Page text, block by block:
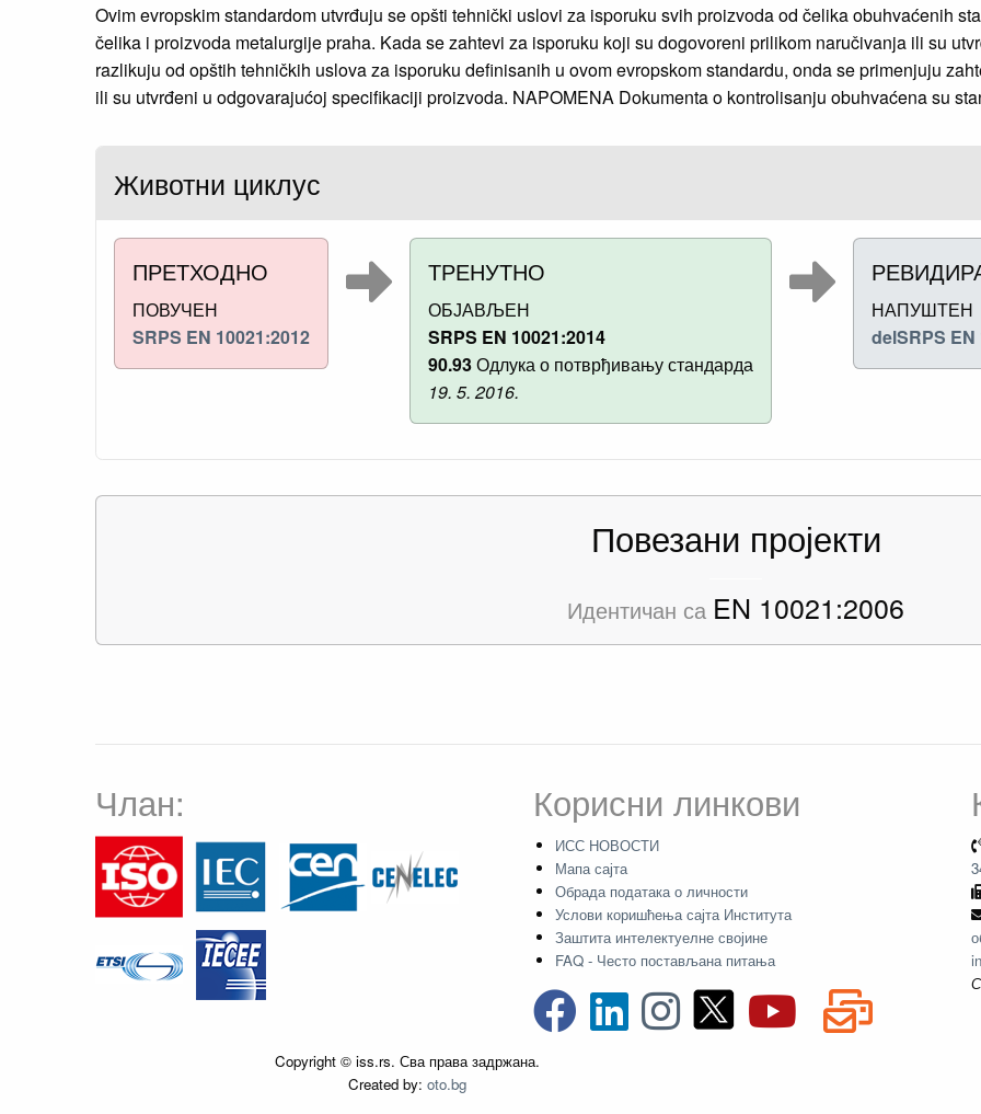
Ovim evropskim standardom utvrđuju se opšti tehnički uslovi za isporuku svih proizvoda od čelika obuhvaćenih
čelika i proizvoda metalurgije praha. Kada se zahtevi za isporuku koji su dogovoreni prilikom naručivanja ili su
razlikuju od opštih tehničkih uslova za isporuku definisanih u ovom evropskom standardu, onda se primenjuju
ili su utvrđeni u odgovarajućoj specifikaciji proizvoda. NAPOMENA Dokumenta o kontrolisanju obuhvaćena su
Животни циклус
ПРЕТХОДНО
ПОВУЧЕН
SRPS EN 10021:2012
ТРЕНУТНО
ОБЈАВЉЕН
SRPS EN 10021:2014
90.93Одлука о потврђивању стандарда
19. 5. 2016.
НАПУШТЕН
delSRPS EN
Повезани пројекти
Идентичан са EN 10021:2006
Члан: Корисни линкови
ИСС НОВОСТИ
Мапа сајта
Обрада података о личности
Услови коришћења сајта Института
Заштита интелектуелне својине
FAQ - Често постављана питања
Copyright © iss.rs. Сва права задржана.
Created by: oto.bg